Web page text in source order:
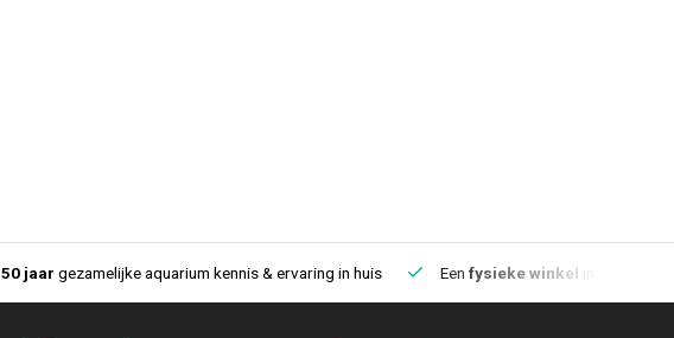
50 jaar gezamelijke aquarium kennis & ervaring in huis Een fysieke winkel